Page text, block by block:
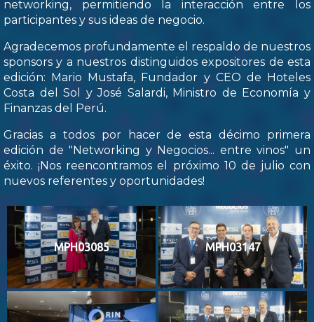
networking, permitiendo la interacción entre los
participantes y sus ideas de negocio.
Agradecemos profundamente el respaldo de nuestros
sponsors y a nuestros distinguidos expositores de esta
edición: Mario Mustafa, Fundador y CEO de Hoteles
Costa del Sol y José Salardi, Ministro de Economía y
Finanzas del Perú.
Gracias a todos por hacer de esta décimo primera
edición de "Networking y Negocios... entre vinos" un
éxito. ¡Nos reencontramos el próximo 10 de julio con
nuevos referentes y oportunidades!
MPH03085 MPH03147